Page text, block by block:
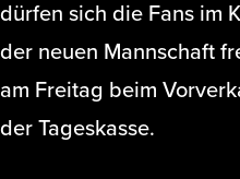
dürfen sich die Fans im
der neuen Mannschaft
am Freitag beim
der Tageskasse.